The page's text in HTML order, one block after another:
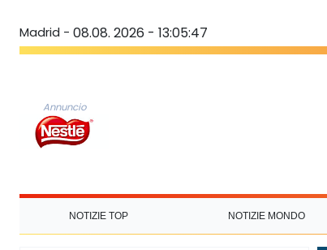
Madrid - 08.08. 2026 - 13:05:47
Annuncio
NOTIZIE TOP NOTIZIE MONDO